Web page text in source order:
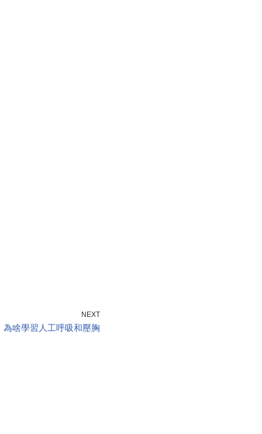
NEXT
為啥學習人工呼吸和壓胸